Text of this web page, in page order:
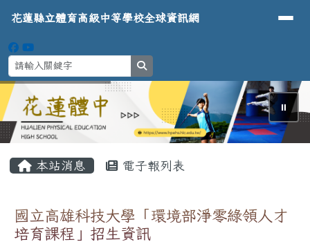
花蓮縣立體育高級中等學校全球資
導覽列
花蓮縣立體育高級中等學校全球資訊網
⏸
本站消息 電子報列表
國立高雄科技大學「環境部淨零綠領人才
培育課程」招生資訊